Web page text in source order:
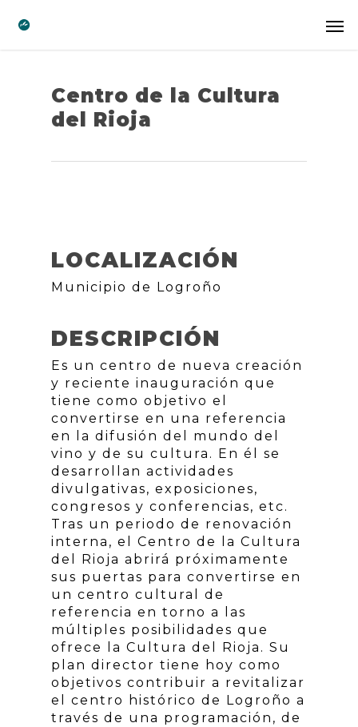
Centro de la Cultura
del Rioja
LOCALIZACIÓN
Municipio de Logroño
DESCRIPCIÓN
Es un centro de nueva creación
y reciente inauguración que
tiene como objetivo el
convertirse en una referencia
en la difusión del mundo del
vino y de su cultura. En él se
desarrollan actividades
divulgativas, exposiciones,
congresos y conferencias, etc.
Tras un periodo de renovación
interna, el Centro de la Cultura
del Rioja abrirá próximamente
sus puertas para convertirse en
un centro cultural de
referencia en torno a las
múltiples posibilidades que
ofrece la Cultura del Rioja. Su
plan director tiene hoy como
objetivos contribuir a revitalizar
el centro histórico de Logroño a
través de una programación, de